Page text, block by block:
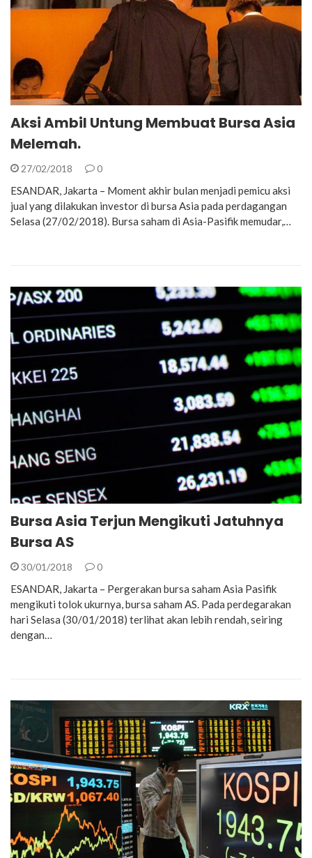
Aksi Ambil Untung Membuat Bursa Asia
Melemah.
27/02/2018 0
ESANDAR, Jakarta – Moment akhir bulan menjadi pemicu aksi
jual yang dilakukan investor di bursa Asia pada perdagangan
Selasa (27/02/2018). Bursa saham di Asia-Pasifik memudar,…
Bursa Asia Terjun Mengikuti Jatuhnya
Bursa AS
30/01/2018 0
ESANDAR, Jakarta – Pergerakan bursa saham Asia Pasifik
mengikuti tolok ukurnya, bursa saham AS. Pada perdegarakan
hari Selasa (30/01/2018) terlihat akan lebih rendah, seiring
dengan…